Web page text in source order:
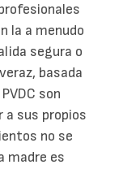
la a menudo
segura o
basada
son
a sus propios
no se
madre es